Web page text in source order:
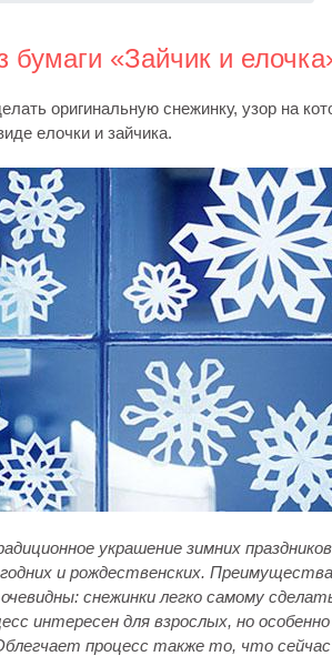
бумаги «Зайчик и
оригинальную снежинку, узор на
елочки и зайчика.
украшение зимних
и рождественских. Преимущества
снежинки легко самому
интересен для взрослых, но особенно
процесс также то, что сейчас